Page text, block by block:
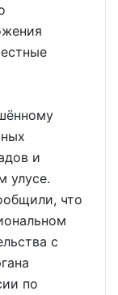
и
улусе.
что
с
по